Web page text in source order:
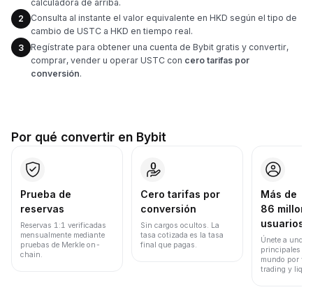
calculadora de arriba.
2
Consulta al instante el valor equivalente en HKD según el tipo de
cambio de USTC a HKD en tiempo real.
3
Regístrate para obtener una cuenta de Bybit gratis y convertir,
comprar, vender u operar USTC con cero tarifas por
conversión.
Por qué convertir en Bybit
Prueba de
reservas
Reservas 1:1 verificadas
mensualmente mediante
pruebas de Merkle on-
chain.
Cero tarifas por
conversión
Sin cargos ocultos. La
tasa cotizada es la tasa
final que pagas.
Más de
86
usuarios
Únete a uno
principales
mundo por
trading y